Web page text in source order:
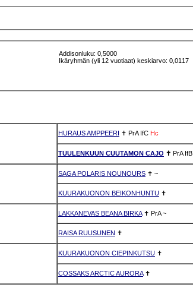
Addisonluku: 0,5000
Ikäryhmän (yli 12 vuotiaat) keskiarvo: 0,0117
HURAUS AMPPEERI ✝ PrA IfC Hc
TUULENKUUN CUUTAMON CAJO ✝ PrA IfB
SAGA POLARIS NOUNOURS ✝ ~
KUURAKUONON BEIKONHUNTU ✝
LAKKANEVAS BEANA BIRKA✝ PrA ~
RAISA RUUSUNEN ✝
KUURAKUONON CIEPINKUTSU ✝
COSSAKS ARCTIC AURORA✝